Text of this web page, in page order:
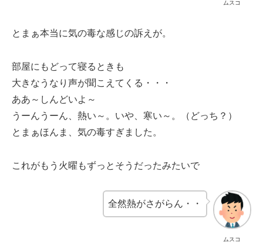
ムスコ
とまぁ本当に気の毒な感じの訴えが。
部屋にもどって寝るときも
大きなうなり声が聞こえてくる・・・
ああ～しんどいよ～
うーんうーん、熱い～。いや、寒い～。（どっち？）
とまぁほんま、気の毒すぎました。
これがもう火曜もずっとそうだったみたいで
ムスコ
全然熱がさがらん・・